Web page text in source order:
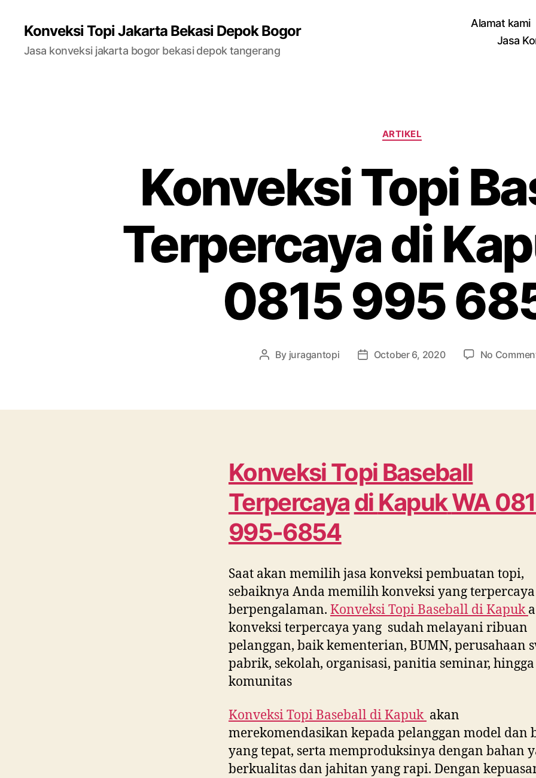
Konveksi Topi Jakarta Bekasi Depok Bogor
Jasa konveksi jakarta bogor bekasi depok tangerang
Alamat kami
Jasa
Categories
ARTIKEL
Konveksi Topi
Terpercaya di
0815 995
Post
By juragantopi
PostOctober 6, 2020 No
Konveksi Topi Baseball
Terpercayadi KapukWA
995-6854
Saat akan memilih jasa konveksi pembuatan topi,
sebaiknya Anda memilih konveksi yang
berpengalaman. Konveksi Topi Baseball diKapuk
konveksi terpercaya yang sudah melayani ribuan
pelanggan, baik kementerian, BUMN, perusahaan
pabrik, sekolah, organisasi, panitia seminar, hingga
komunitas
Konveksi Topi Baseball diKapuk akan
merekomendasikan kepada pelanggan model dan
yang tepat, serta memproduksinya dengan bahan
berkualitas dan jahitan yang rapi. Dengan